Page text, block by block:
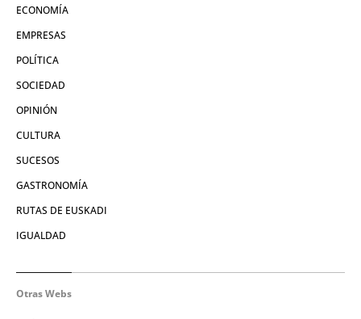
ECONOMÍA
EMPRESAS
POLÍTICA
SOCIEDAD
OPINIÓN
CULTURA
SUCESOS
GASTRONOMÍA
RUTAS DE EUSKADI
IGUALDAD
Otras Webs